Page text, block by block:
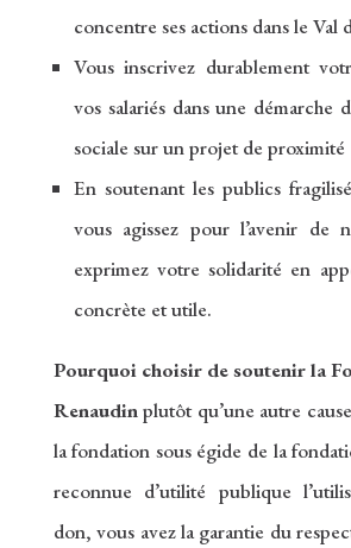
concentre ses actions dans le Val
Vous inscrivez durablement
vos salariés dans une démarche
sociale sur un projet de proximité
En soutenant les publics
vous agissez pour l’avenir de
exprimez votre solidarité en
concrète et utile.
Pourquoi choisir de soutenir la
Renaudinplutôt qu’une autre
la fondation sous égide de la
reconnue d’utilité publique
don, vous avez la garantie du